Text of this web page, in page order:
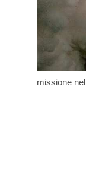
missione